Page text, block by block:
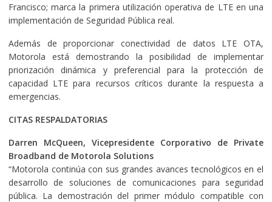
Francisco; marca la primera utilización operativa de LTE en una
implementación de Seguridad Pública real.
Además de proporcionar conectividad de datos LTE OTA,
Motorola está demostrando la posibilidad de implementar
priorización dinámica y preferencial para la protección de
capacidad LTE para recursos críticos durante la respuesta a
emergencias.
CITAS RESPALDATORIAS
Darren McQueen, Vicepresidente Corporativo de Private
Broadband de Motorola Solutions
“Motorola continúa con sus grandes avances tecnológicos en el
desarrollo de soluciones de comunicaciones para seguridad
pública. La demostración del primer módulo compatible con